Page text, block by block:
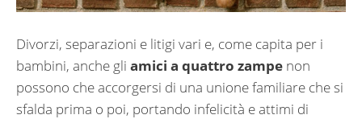
Divorzi, separazioni e litigi vari e, come capita per i
bambini, anche gli amici a quattro zampe non
possono che accorgersi di una unione familiare che si
sfalda prima o poi, portando infelicità e attimi di